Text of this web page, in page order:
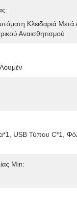
Κλειδαριά
Αναισθητισμού
USB Τύπου C*1,
Min: